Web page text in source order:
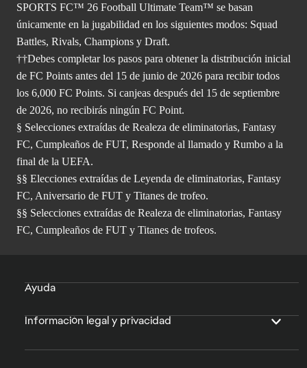
SPORTS FC™ 26 Football Ultimate Team™ se basan
únicamente en la jugabilidad en los siguientes modos: Squad
Battles, Rivals, Champions y Draft.
††Debes completar los pasos para obtener la distribución inicial
de FC Points antes del 15 de junio de 2026 para recibir todos
los 6,000 FC Points. Si canjeas después del 15 de septiembre
de 2026, no recibirás ningún FC Point.
§ Selecciones extraídas de Realeza de eliminatorias, Fantasy
FC, Cumpleaños de FUT, Responde al llamado y Rumbo a la
final de la UEFA.
§§ Elecciones extraídas de Leyenda de eliminatorias, Fantasy
FC, Aniversario de FUT y Titanes de trofeo.
§§ Selecciones extraídas de Realeza de eliminatorias, Fantasy
FC, Cumpleaños de FUT y Titanes de trofeos.
Ayuda
Información legal y privacidad